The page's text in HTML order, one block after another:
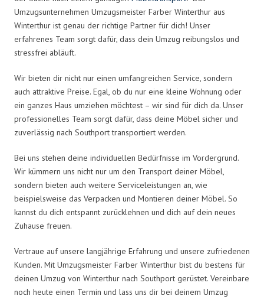
Umzugsunternehmen Umzugsmeister Farber Winterthur aus
Winterthur ist genau der richtige Partner für dich! Unser
erfahrenes Team sorgt dafür, dass dein Umzug reibungslos und
stressfrei abläuft.
Wir bieten dir nicht nur einen umfangreichen Service, sondern
auch attraktive Preise. Egal, ob du nur eine kleine Wohnung oder
ein ganzes Haus umziehen möchtest – wir sind für dich da. Unser
professionelles Team sorgt dafür, dass deine Möbel sicher und
zuverlässig nach Southport transportiert werden.
Bei uns stehen deine individuellen Bedürfnisse im Vordergrund.
Wir kümmern uns nicht nur um den Transport deiner Möbel,
sondern bieten auch weitere Serviceleistungen an, wie
beispielsweise das Verpacken und Montieren deiner Möbel. So
kannst du dich entspannt zurücklehnen und dich auf dein neues
Zuhause freuen.
Vertraue auf unsere langjährige Erfahrung und unsere zufriedenen
Kunden. Mit Umzugsmeister Farber Winterthur bist du bestens für
deinen Umzug von Winterthur nach Southport gerüstet. Vereinbare
noch heute einen Termin und lass uns dir bei deinem Umzug